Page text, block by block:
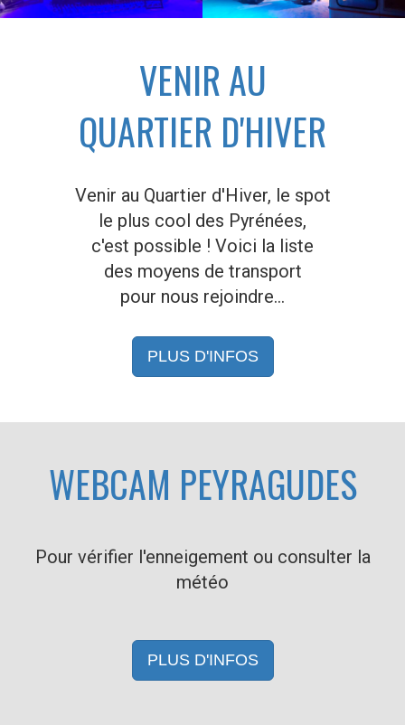
VENIR AU
QUARTIER D'HIVER
Venir au Quartier d'Hiver, le spot
le plus cool des Pyrénées,
c'est possible ! Voici la liste
des moyens de transport
pour nous rejoindre…
PLUS D'INFOS
WEBCAM PEYRAGUDES
Pour vérifier l'enneigement ou consulter la
météo
PLUS D'INFOS